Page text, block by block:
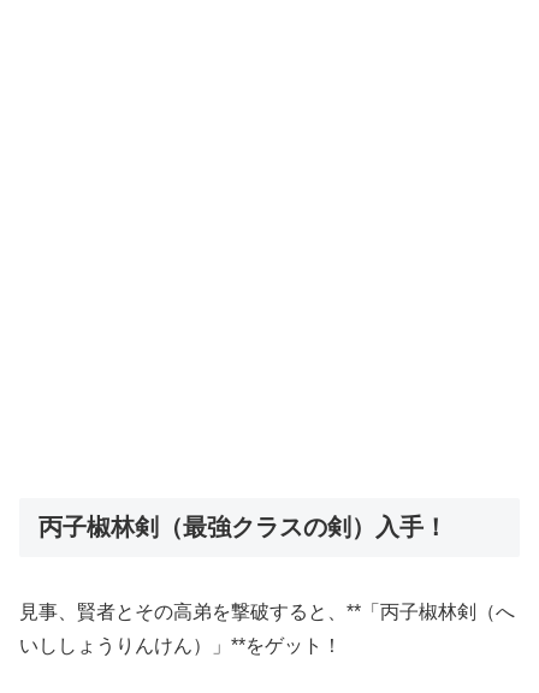
丙子椒林剣（最強クラスの剣）入手！
見事、賢者とその高弟を撃破すると、**「丙子椒林剣（へ
いししょうりんけん）」**をゲット！